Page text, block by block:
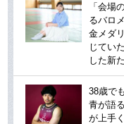
「会場
るバロ
金メダ
じてい
した新
38歳で
青が語
が上手